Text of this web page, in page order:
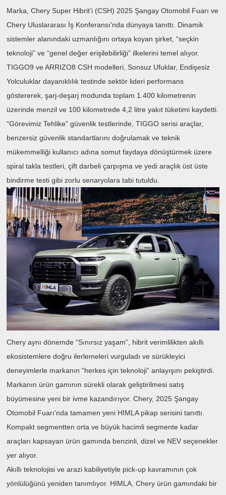
Marka, Chery Super Hibrit’i (CSH) 2025 Şangay Otomobil Fuarı ve
Chery Uluslararası İş Konferansı'nda dünyaya tanıttı. Dinamik
sistemler alanındaki uzmanlığını ortaya koyan şirket, “seçkin
teknoloji” ve “genel değer erişilebilirliği” ilkelerini temel alıyor.
TIGGO9 ve ARRIZO8 CSH modelleri, Sonsuz Ufuklar, Endişesiz
Yolculuklar dayanıklılık testinde sektör lideri performans
göstererek, şarj-deşarj modunda toplam 1.400 kilometrenin
üzerinde menzil ve 100 kilometrede 4,2 litre yakıt tüketimi kaydetti.
“Görevimiz Tehlike” güvenlik testlerinde, TIGGO serisi araçlar,
benzersiz güvenlik standartlarını doğrulamak ve teknik
mükemmelliği kullanıcı adına somut faydaya dönüştürmek üzere
spiral takla testleri, çift darbeli çarpışma ve yedi araçlık üst üste
bindirme testi gibi zorlu senaryolara tabi tutuldu.
Chery aynı dönemde “Sınırsız yaşam”, hibrit verimlilikten akıllı
ekosistemlere doğru ilerlemeleri vurguladı ve sürükleyici
deneyimlerle markanın “herkes için teknoloji” anlayışını pekiştirdi.
Markanın ürün gamının sürekli olarak geliştirilmesi satış
büyümesine yeni bir ivme kazandırıyor. Chery, 2025 Şangay
Otomobil Fuarı'nda tamamen yeni HIMLA pikap serisini tanıttı.
Kompakt segmentten orta ve büyük hacimli segmente kadar
araçları kapsayan ürün gamında benzinli, dizel ve NEV seçenekler
yer alıyor.
Akıllı teknolojisi ve arazi kabiliyetiyle pick-up kavramının çok
yönlülüğünü yeniden tanımlıyor. HIMLA, Chery ürün gamındaki bir